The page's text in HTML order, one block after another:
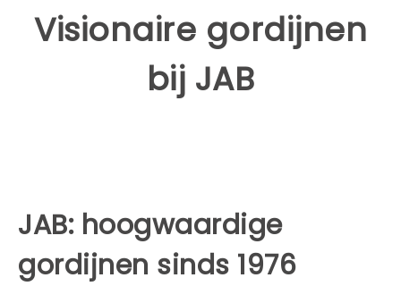
Visionaire gordijnen
bij JAB
JAB: hoogwaardige
gordijnen sinds 1976